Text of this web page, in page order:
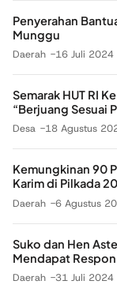
Penyerahan
Munggu
Daerah 16 Juli 2024
Semarak HUT RI
“Berjuang Sesuai
Desa 18 Agustus
Kemungkinan 90
Karim di Pilkada
Daerah 6 Agustus
Suko dan Hen
Mendapat
Daerah 31 Juli 2024